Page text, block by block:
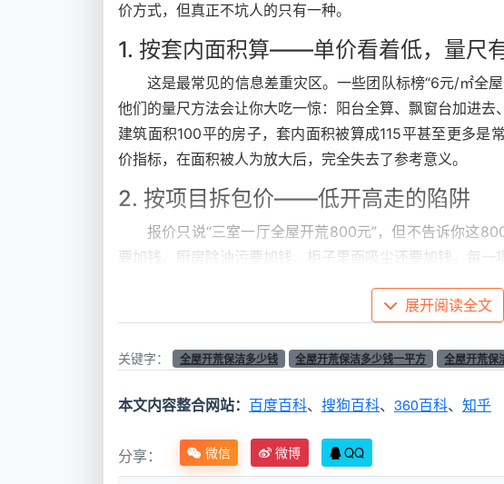
价方式，但真正不坑人的只有一种。
1. 按套内面积算——单价看着低，量尺
这是最常见的信息差重灾区。一些团队标榜“6元/㎡全
他们的量尺方法会让你大吃一惊：阳台全算、飘窗台加进
建筑面积100平的房子，套内面积被算成115平甚至更多是常
价指标，在面积被人为放大后，完全失去了参考意义。
2. 按项目拆包价——低开高走的陷阱
报价只说“三室一厅全屋开荒800元”，但不告诉你这
要加钱、厨房除油污要加钱、柜子里面吸尘还要加钱。每
3. 按建筑面积一口价全包——成都天均
以房产证上的建筑面积为唯一计价基准，100平就是
写得一清二楚，新房全屋开荒保洁报价就是最后结账的数字。
二、全屋开荒保洁多少钱一平方？先看懂这四个影响
展开阅读全文
关键字： 全屋开荒保洁多少钱 全屋开荒保洁多少钱一平方 全屋开荒保
本文内容整合网站： 百度百科、 搜狗百科、 360百科、 知乎
分享： 微信 微博 QQ